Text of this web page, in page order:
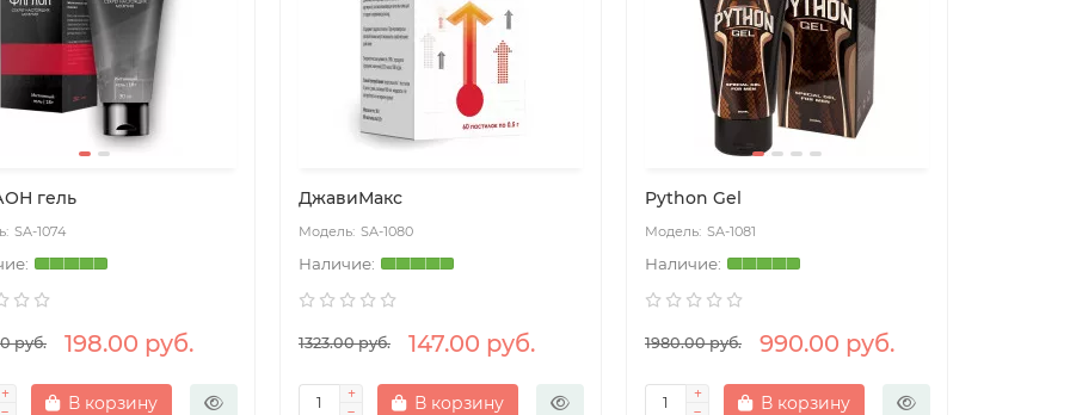
гель
SA-1074
руб. 198.00 руб.
В корзину
ДжавиМакс
SA-1080
1323.00 руб. 147.00 руб.
В корзину
Python Gel
SA-1081
1980.00 руб. 990.00 руб.
В корзину